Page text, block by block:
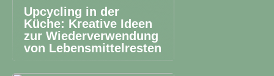
Upcycling in der
Küche: Kreative Ideen
zur Wiederverwendung
von Lebensmittelresten